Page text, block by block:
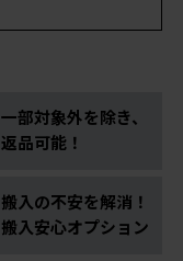
一部対象外を除き、
返品可能！
搬入の不安を解消！
搬入安心オプション